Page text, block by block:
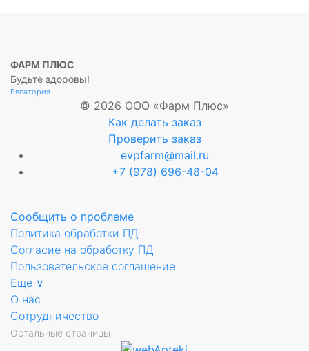
ФАРМ ПЛЮС
Будьте здоровы!
Евпатория
© 2026 ООО «Фарм Плюс»
Как делать заказ
Проверить заказ
evpfarm@mail.ru
+7 (978) 696-48-04
Сообщить о проблеме
Политика обработки ПД
Согласие на обработку ПД
Пользовательское соглашение
Еще ∨
О нас
Сотрудничество
Остальные страницы